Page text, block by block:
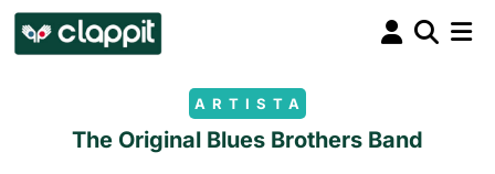
ARTISTA
The Original Blues Brothers Band